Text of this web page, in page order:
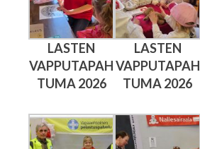
LASTEN
VAPPUTAPAH
TUMA 2026
LASTEN
VAPPUTAPAH
TUMA 2026